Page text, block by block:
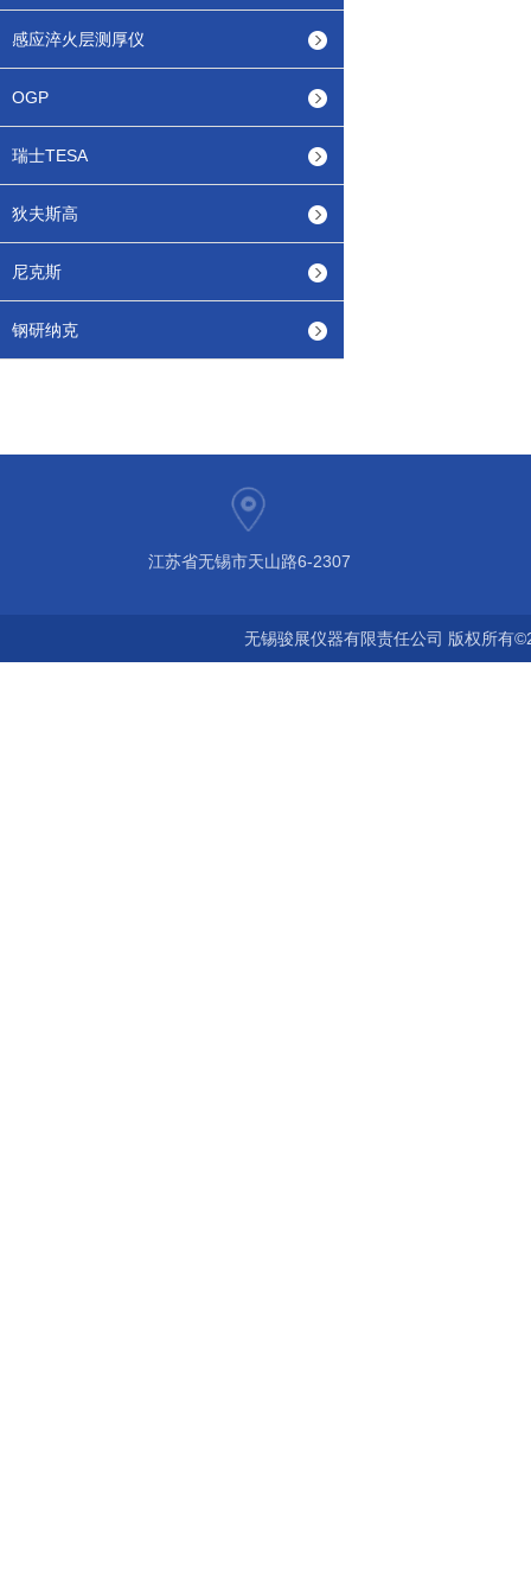
感应淬火层测厚仪
OGP
瑞士TESA
狄夫斯高
尼克斯
钢研纳克
江苏省无锡市天山路6-2307
无锡骏展仪器有限责任公司 版权所有